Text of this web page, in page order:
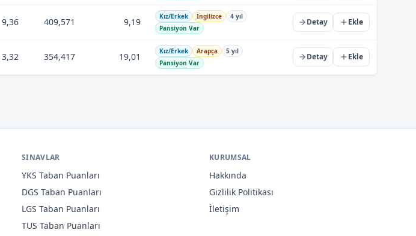
9,36 409,571 9,19 Kız/Erkek İngilizce
4 yıl
Pansiyon Var
Detay Ekle
354,417 19,01 Kız/Erkek Arapça
5 yıl
Pansiyon Var
Detay Ekle
SINAVLAR
YKS Taban Puanları
DGS Taban Puanları
LGS Taban Puanları
TUS Taban Puanları
KURUMSAL
Hakkında
Gizlilik Politikası
İletişim